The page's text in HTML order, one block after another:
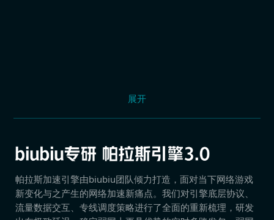
展开
帕拉斯加速引擎由biubiu团队倾力打造，面对当下网络游戏
新变化与之产生的网络加速新痛点。我们对引擎底层协议、
流量数据交互、专线调度策略进行了全面的重新梳理，研发